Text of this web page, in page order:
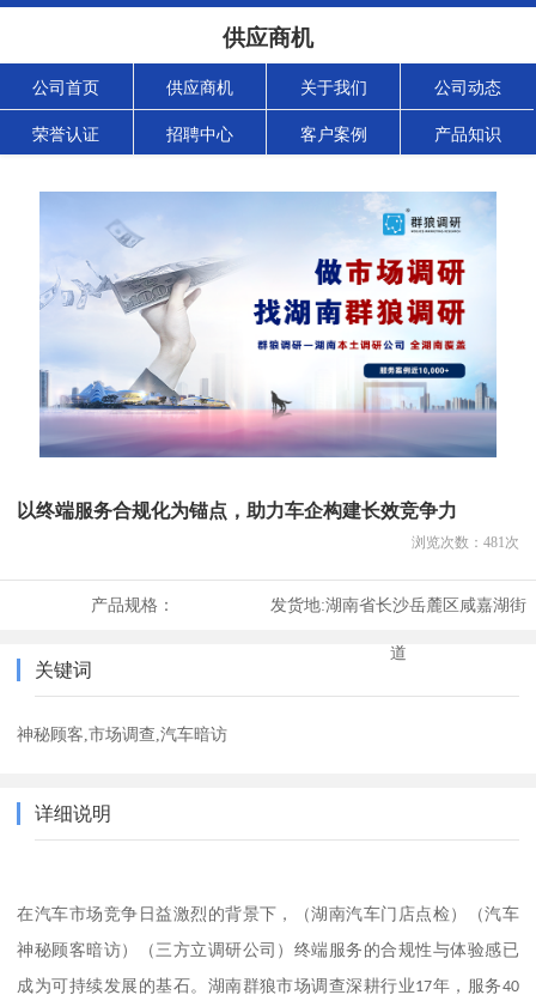
供应商机
公司首页 供应商机 关于我们 公司动态
荣誉认证 招聘中心 客户案例 产品知识
以终端服务合规化为锚点，助力车企构建长效竞争力
浏览次数： 481次
产品规格： 发货地:湖南省长沙岳麓区咸嘉湖街
道
关键词
神秘顾客,市场调查,汽车暗访
详细说明
在汽车市场竞争日益激烈的背景下， （湖南汽车门店点检 ）（汽车
神秘顾客暗访）（三方立调研公司 ） 终端服务的合规性与体验感已
成为可持续发展的基石。湖南群狼市场调查深耕行业17年，服务40